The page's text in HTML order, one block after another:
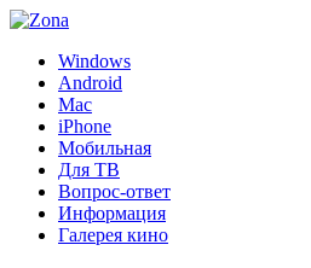
Windows
Android
Mac
iPhone
Мобильная
Для ТВ
Вопрос-ответ
Информация
Галерея кино